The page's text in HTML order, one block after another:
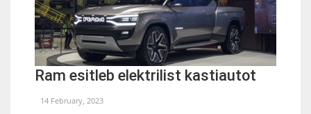
Ram esitleb elektrilist kastiautot
14 February, 2023